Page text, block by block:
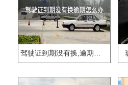
驾驶证到期没有换,逾期怎么办??